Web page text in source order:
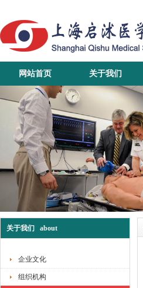
网站首页 关于我们
关于我们 about
企业文化
组织机构